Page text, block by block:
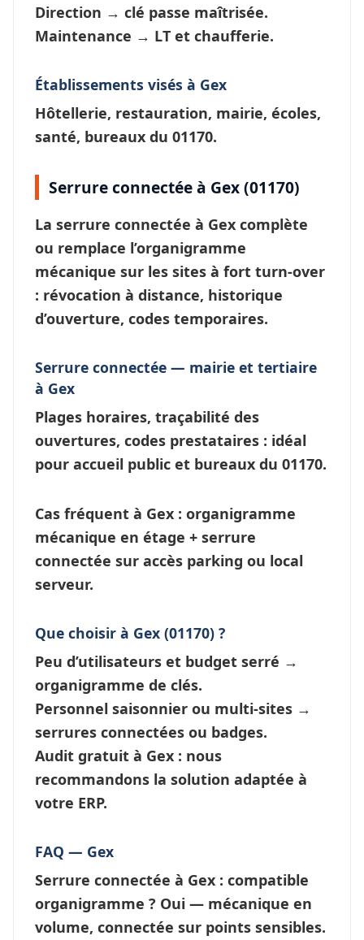
Direction → clé passe maîtrisée.
Maintenance → LT et chaufferie.
Établissements visés à Gex
Hôtellerie, restauration, mairie, écoles,
santé, bureaux du 01170.
Serrure connectée à Gex (01170)
La serrure connectée à Gex complète
ou remplace l’organigramme
mécanique sur les sites à fort turn-over
: révocation à distance, historique
d’ouverture, codes temporaires.
Serrure connectée — mairie et tertiaire
à Gex
Plages horaires, traçabilité des
ouvertures, codes prestataires : idéal
pour accueil public et bureaux du 01170.
Cas fréquent à Gex : organigramme
mécanique en étage + serrure
connectée sur accès parking ou local
serveur.
Que choisir à Gex (01170) ?
Peu d’utilisateurs et budget serré →
organigramme de clés.
Personnel saisonnier ou multi-sites →
serrures connectées ou badges.
Audit gratuit à Gex : nous
recommandons la solution adaptée à
votre ERP.
FAQ — Gex
Serrure connectée à Gex : compatible
organigramme ? Oui — mécanique en
volume, connectée sur points sensibles.